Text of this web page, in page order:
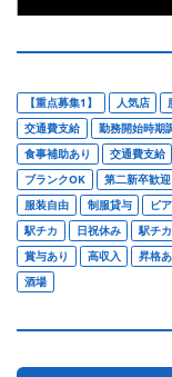
【重点募集1】 人気店
交通費支給
勤務開始時期
食事補助あり
交通費支給
ブランクOK
第二新卒歓迎
服装自由
制服貸与 ピ
駅チカ
日祝休み 駅チカ
賞与あり
高収入 昇格
酒場